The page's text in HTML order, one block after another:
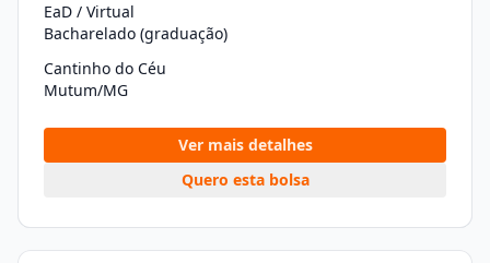
EaD / Virtual
Bacharelado (graduação)
Cantinho do Céu
Mutum/MG
Ver mais detalhes
Quero esta bolsa